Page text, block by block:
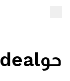
حوFordeal